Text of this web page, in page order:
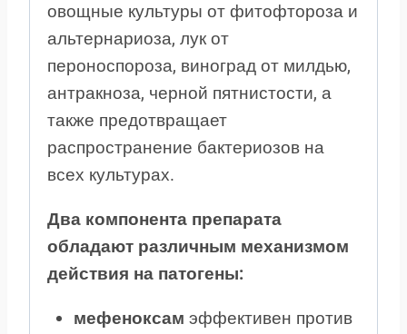
овощные культуры от фитофтороза и
альтернариоза, лук от
пероноспороза, виноград от милдью,
антракноза, черной пятнистости, а
также предотвращает
распространение бактериозов на
всех культурах.
Два компонента препарата
обладают различным механизмом
действия на патогены:
мефеноксам эффективен против